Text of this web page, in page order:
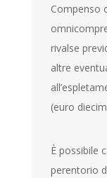
Compenso
rivalse
altre
(euro
È possibile
perentorio